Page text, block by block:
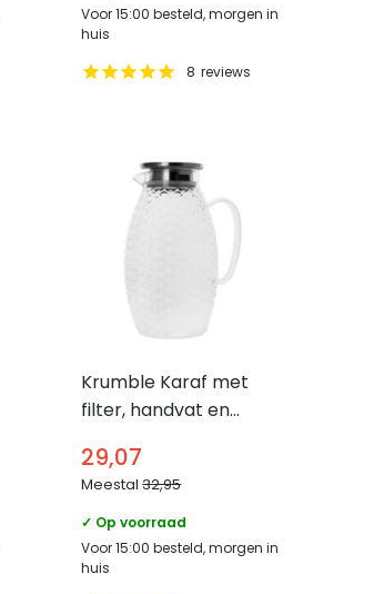
Voor 15:00 besteld, morgen in
huis
8 reviews
Krumble Karaf met
filter, handvat en
Schubbenpatroon –
Glas en aluminium – 2
liter
29,07
Meestal32,95
✓ Op voorraad
Voor 15:00 besteld, morgen in
huis